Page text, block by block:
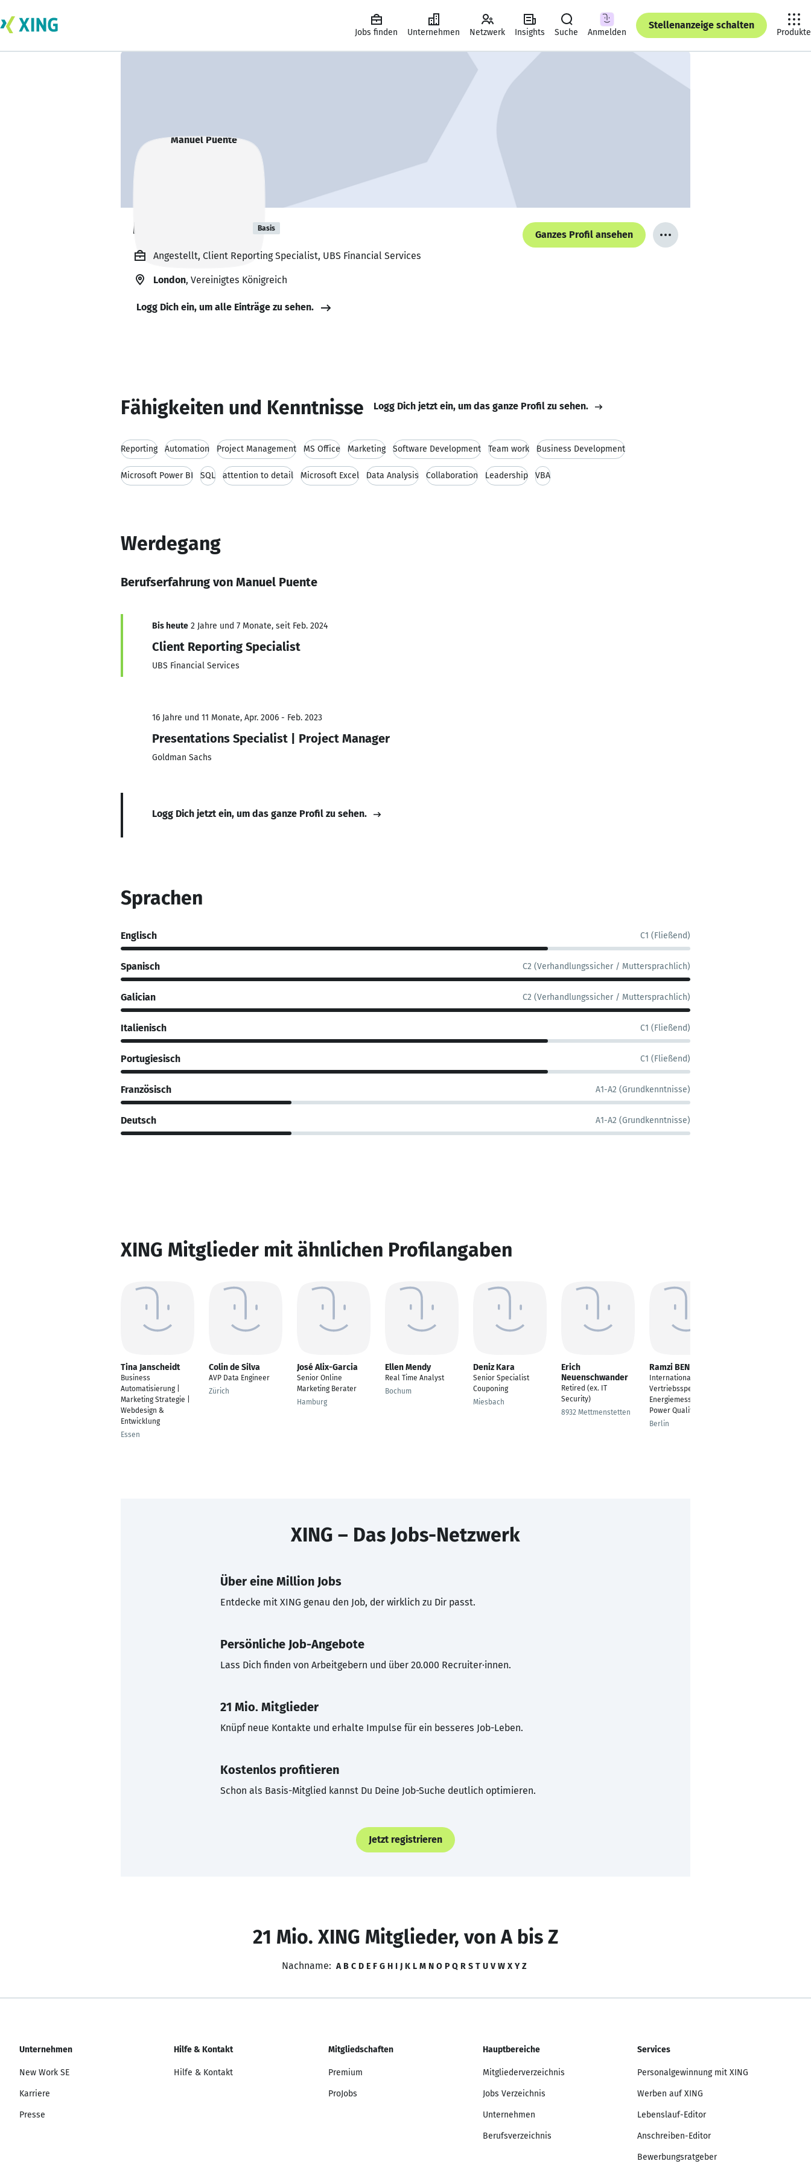
Jobs finden Unternehmen Netzwerk Insights Suche Anmelden
Stellenanzeige schalten
Produkte
Manuel Puente Basis
Ganzes Profil ansehen
Angestellt, Client Reporting Specialist, UBS Financial Services
London, Vereinigtes Königreich
Logg Dich ein, um alle Einträge zu sehen.
Fähigkeiten und Kenntnisse Logg Dich jetzt ein, um das ganze Profil zu sehen.
Reporting Automation Project Management MS Office Marketing Software Development Team work Business Development
Microsoft Power BI SQL attention to detail Microsoft Excel Data Analysis Collaboration Leadership VBA
Werdegang
Berufserfahrung von Manuel Puente
Bis heute 2 Jahre und 7 Monate, seit Feb. 2024
Client Reporting Specialist
UBS Financial Services
16 Jahre und 11 Monate, Apr. 2006 - Feb. 2023
Presentations Specialist | Project Manager
Goldman Sachs
Logg Dich jetzt ein, um das ganze Profil zu sehen.
Sprachen
Englisch C1 (Fließend)
Spanisch C2 (Verhandlungssicher / Muttersprachlich)
Galician C2 (Verhandlungssicher / Muttersprachlich)
Italienisch C1 (Fließend)
Portugiesisch C1 (Fließend)
Französisch A1-A2 (Grundkenntnisse)
Deutsch A1-A2 (Grundkenntnisse)
XING Mitglieder mit ähnlichen Profilangaben
Tina Janscheidt
Business
Automatisierung |
Marketing Strategie |
Webdesign &
Entwicklung
Essen
Colin de Silva
AVP Data Engineer
Zürich
José Alix-Garcia
Senior Online
Marketing Berater
Hamburg
Ellen Mendy
Real Time Analyst
Bochum
Deniz Kara
Senior Specialist
Couponing
Miesbach
Erich
Neuenschwander
Retired (ex. IT
Security)
8932 Mettmenstetten
Ramzi BEN ABİD ®
Internationaler B2B
Vertriebsspezialist –
Energiemessung &
Power Quality
Berlin
XING – Das Jobs-Netzwerk
Über eine Million Jobs
Entdecke mit XING genau den Job, der wirklich zu Dir passt.
Persönliche Job-Angebote
Lass Dich finden von Arbeitgebern und über 20.000 Recruiter·innen.
21 Mio. Mitglieder
Knüpf neue Kontakte und erhalte Impulse für ein besseres Job-Leben.
Kostenlos profitieren
Schon als Basis-Mitglied kannst Du Deine Job-Suche deutlich optimieren.
Jetzt registrieren
21 Mio. XING Mitglieder, von A bis Z
Nachname: A B C D E F G H I J K L M N O P Q R S T U V W X Y Z
Unternehmen
New Work SE
Karriere
Presse
Hilfe & Kontakt
Hilfe & Kontakt
Mitgliedschaften
Premium
ProJobs
Hauptbereiche
Mitgliederverzeichnis
Jobs Verzeichnis
Unternehmen
Berufsverzeichnis
Services
Personalgewinnung mit XING
Werben auf XING
Lebenslauf-Editor
Anschreiben-Editor
Bewerbungsratgeber